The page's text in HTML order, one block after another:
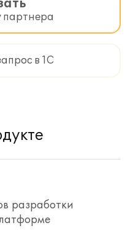
партнера
в 1С
разработки